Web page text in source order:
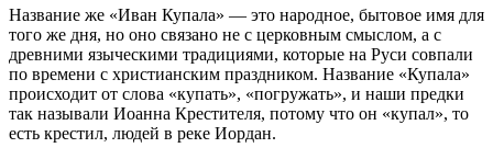
Название же «Иван Купала» — это народное, бытовое имя для
того же дня, но оно связано не с церковным смыслом, а с
древними языческими традициями, которые на Руси совпали
по времени с христианским праздником. Название «Купала»
происходит от слова «купать», «погружать», и наши предки
так называли Иоанна Крестителя, потому что он «купал», то
есть крестил, людей в реке Иордан.